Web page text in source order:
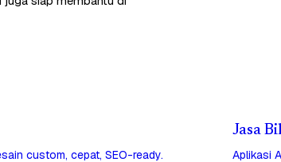
custom, cepat, SEO-ready.
Jasa
Aplikasi